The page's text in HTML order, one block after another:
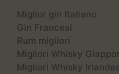
Miglior gin Italiano
Gin Francesi
Rum migliori
Migliori Whisky
Migliori Whisky